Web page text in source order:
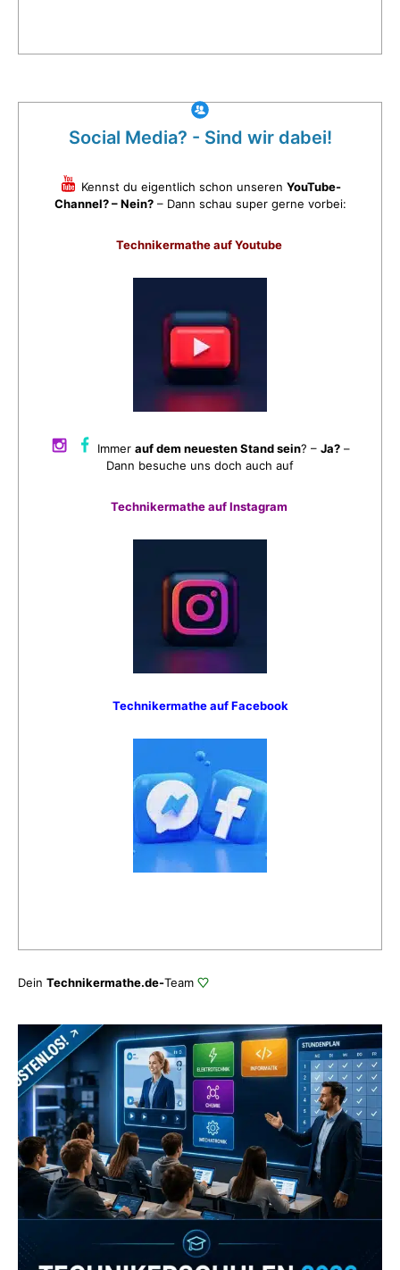
Social Media? - Sind wir dabei!
Kennst du eigentlich schon unseren YouTube-
Channel? – Nein?– Dann schau super gerne vorbei:
Technikermathe auf Youtube
Immerauf dem neuesten Stand sein? –Ja? –
Dann besuche uns doch auch auf
Technikermathe auf Instagram
Technikermathe auf Facebook
Dein Technikermathe.de-Team
Zum Verzeichnis